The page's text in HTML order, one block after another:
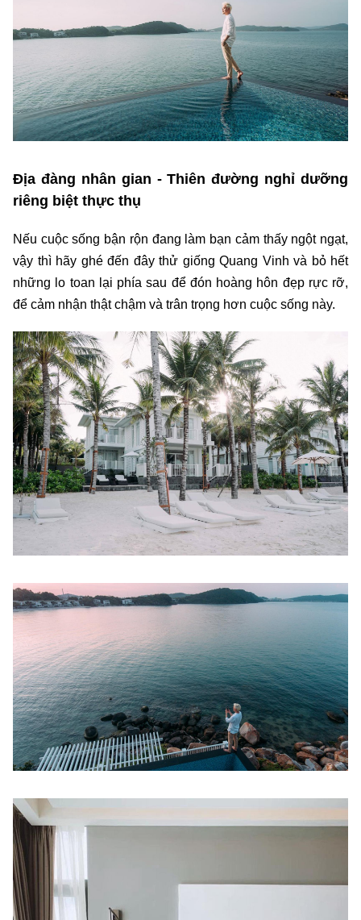
Địa đàng nhân gian - Thiên đường nghỉ dưỡng
riêng biệt thực thụ
Nếu cuộc sống bận rộn đang làm bạn cảm thấy ngột ngạt,
vậy thì hãy ghé đến đây thử giống Quang Vinh và bỏ hết
những lo toan lại phía sau để đón hoàng hôn đẹp rực rỡ,
để cảm nhận thật chậm và trân trọng hơn cuộc sống này.